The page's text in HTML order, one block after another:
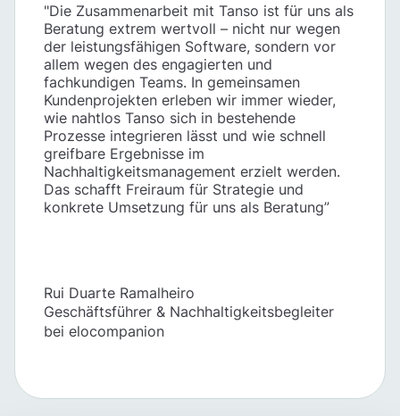
"Die Zusammenarbeit mit Tanso ist für uns als
Beratung extrem wertvoll – nicht nur wegen
der leistungsfähigen Software, sondern vor
allem wegen des engagierten und
fachkundigen Teams. In gemeinsamen
Kundenprojekten erleben wir immer wieder,
wie nahtlos Tanso sich in bestehende
Prozesse integrieren lässt und wie schnell
greifbare Ergebnisse im
Nachhaltigkeitsmanagement erzielt werden.
Das schafft Freiraum für Strategie und
konkrete Umsetzung für uns als Beratung”
Rui Duarte Ramalheiro
Geschäftsführer & Nachhaltigkeitsbegleiter
bei elocompanion